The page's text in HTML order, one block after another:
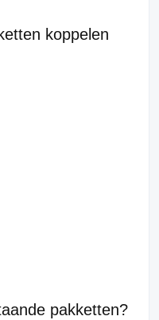
koppelen
pakketten?